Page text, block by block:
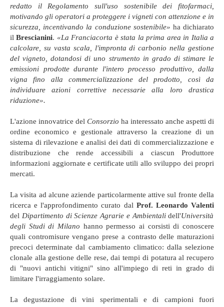
redatto il Regolamento sull'uso sostenibile dei fitofarmaci,
motivando gli operatori a proteggere i vigneti con attenzione e in
sicurezza, incentivando la conduzione sostenibile» ha dichiarato
ilBrescianini. «La Franciacorta è stata la prima area in Italia a
calcolare, su vasta scala, l'impronta di carbonio nella gestione
del vigneto, dotandosi di uno strumento in grado di stimare le
emissioni prodotte durante l'intero processo produttivo, dalla
vigna fino alla commercializzazione del prodotto, così da
individuare azioni correttive necessarie alla loro drastica
riduzione».
L'azione innovatrice del Consorzio ha interessato anche aspetti di
ordine economico e gestionale attraverso la creazione di un
sistema di rilevazione e analisi dei dati di commercializzazione e
distribuzione che rende accessibili a ciascun Produttore
informazioni aggiornate e certificate utili allo sviluppo dei propri
mercati.
La visita ad alcune aziende particolarmente attive sul fronte della
ricerca e l'approfondimento curato dal Prof. Leonardo Valenti
del Dipartimento di Scienze Agrarie e Ambientalidell'Università
degli Studi di Milano hanno permesso ai corsisti di conoscere
quali contromisure vengano prese a contrasto delle maturazioni
precoci determinate dal cambiamento climatico: dalla selezione
clonale alla gestione delle rese, dai tempi di potatura al recupero
di "nuovi antichi vitigni" sino all'impiego di reti in grado di
limitare l'irraggiamento solare.
La degustazione di vini sperimentali e di campioni fuori